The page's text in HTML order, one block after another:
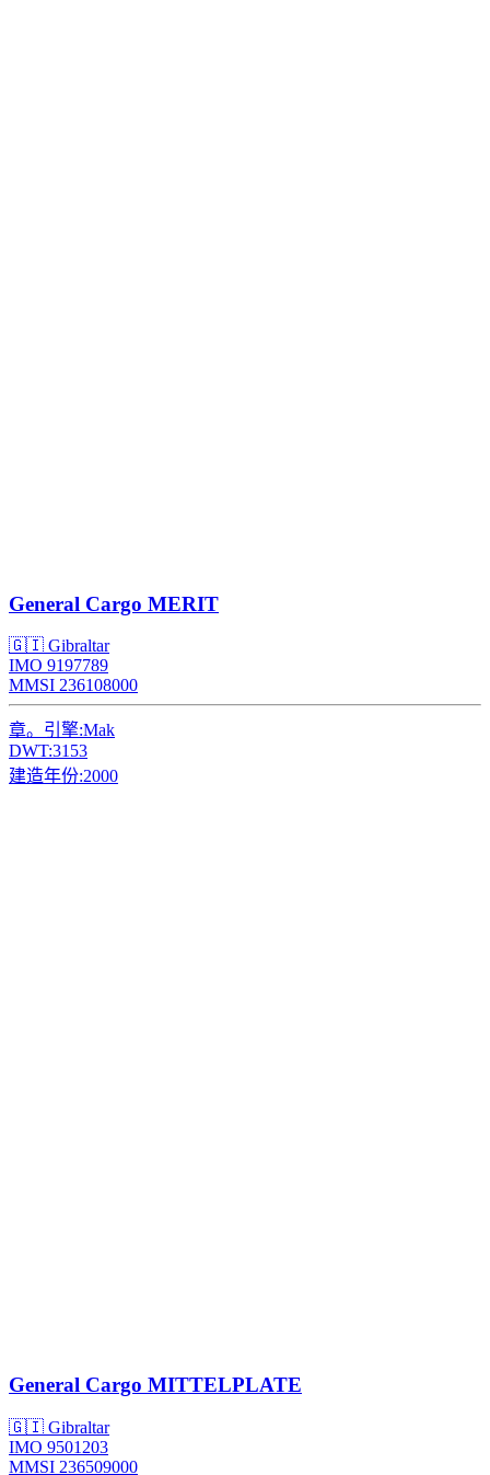
General Cargo MERIT
🇬🇮 Gibraltar
IMO 9197789
MMSI 236108000
章。引擎:Mak
DWT:3153
建造年份:2000
General Cargo MITTELPLATE
🇬🇮 Gibraltar
IMO 9501203
MMSI 236509000